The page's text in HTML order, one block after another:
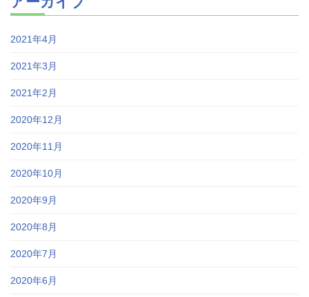
2021年4月
2021年3月
2021年2月
2020年12月
2020年11月
2020年10月
2020年9月
2020年8月
2020年7月
2020年6月